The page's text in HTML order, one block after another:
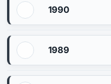
1990
1989